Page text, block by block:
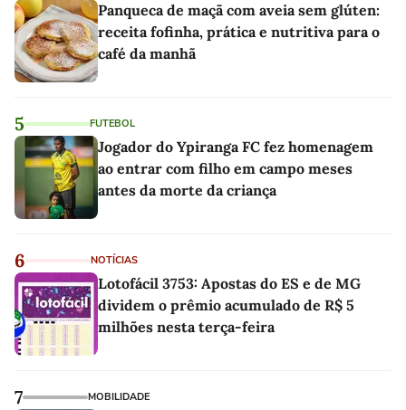
Panqueca de maçã com aveia sem glúten:
receita fofinha, prática e nutritiva para o
café da manhã
5 FUTEBOL
Jogador do Ypiranga FC fez homenagem
ao entrar com filho em campo meses
antes da morte da criança
6 NOTÍCIAS
Lotofácil 3753: Apostas do ES e de MG
dividem o prêmio acumulado de R$ 5
milhões nesta terça-feira
7 MOBILIDADE